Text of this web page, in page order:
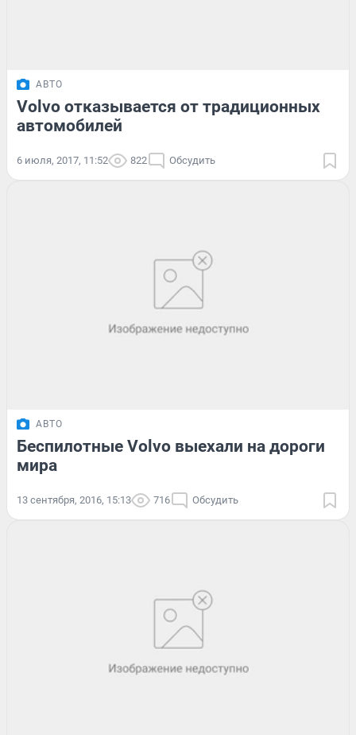
АВТО
Volvo отказывается от традиционных
автомобилей
6 июля, 2017, 11:52 822 Обсудить
АВТО
Беспилотные Volvo выехали на дороги
мира
13 сентября, 2016, 15:13 716 Обсудить